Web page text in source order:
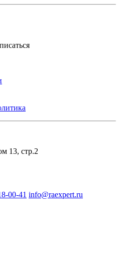
13, стр.2
00-41 info@raexpert.ru